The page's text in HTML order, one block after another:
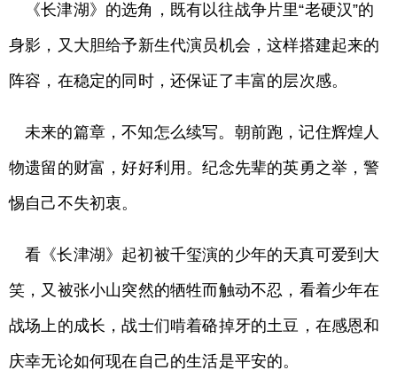
《长津湖》的选角，既有以往战争片里“老硬汉”的
身影，又大胆给予新生代演员机会，这样搭建起来的
阵容，在稳定的同时，还保证了丰富的层次感。
未来的篇章，不知怎么续写。朝前跑，记住辉煌人
物遗留的财富，好好利用。纪念先辈的英勇之举，警
惕自己不失初衷。
看《长津湖》起初被千玺演的少年的天真可爱到大
笑，又被张小山突然的牺牲而触动不忍，看着少年在
战场上的成长，战士们啃着硌掉牙的土豆，在感恩和
庆幸无论如何现在自己的生活是平安的。